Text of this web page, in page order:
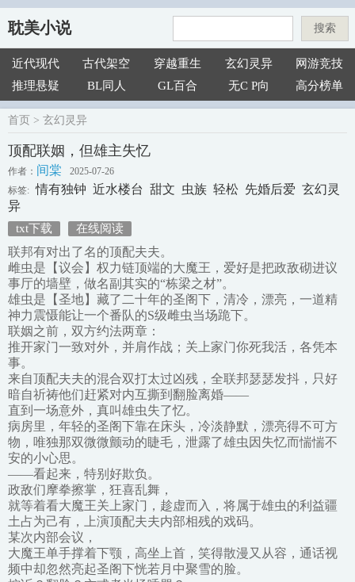
耽美小说 搜索
近代现代 古代架空 穿越重生 玄幻灵异
网游竞技
推理悬疑
BL同人 GL百合 无C P向 高分榜单
首页 > 玄幻灵异
顶配联姻，但雄主失忆
作者： 间棠
2025-07-26
标签: 情有独钟 近水楼台 甜文 虫族 轻松 先婚后爱 玄幻灵
异
txt下载 在线阅读
联邦有对出了名的顶配夫夫。
雌虫是【议会】权力链顶端的大魔王，爱好是把政敌砌进议
事厅的墙壁，做名副其实的“栋梁之材”。
雄虫是【圣地】藏了二十年的圣阁下，清冷，漂亮，一道精
神力震慑能让一个番队的S级雌虫当场跪下。
联姻之前，双方约法两章：
推开家门一致对外，并肩作战；关上家门你死我活，各凭本
事。
来自顶配夫夫的混合双打太过凶残，全联邦瑟瑟发抖，只好
暗自祈祷他们赶紧对内互撕到翻脸离婚——
直到一场意外，真叫雄虫失了忆。
病房里，年轻的圣阁下靠在床头，冷淡静默，漂亮得不可方
物，唯独那双微微颤动的睫毛，泄露了雄虫因失忆而惴惴不
安的小心思。
——看起来，特别好欺负。
政敌们摩拳擦掌，狂喜乱舞，
就等着看大魔王关上家门，趁虚而入，将属于雄虫的利益疆
土占为己有，上演顶配夫夫内部相残的戏码。
某次内部会议，
大魔王单手撑着下颚，高坐上首，笑得散漫又从容，通话视
频中却忽然亮起圣阁下恍若月中聚雪的脸。